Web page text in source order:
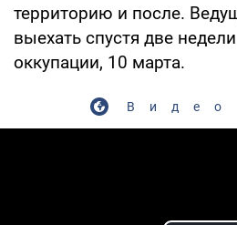
территорию и после.
выехать спустя две
оккупации, 10 марта.